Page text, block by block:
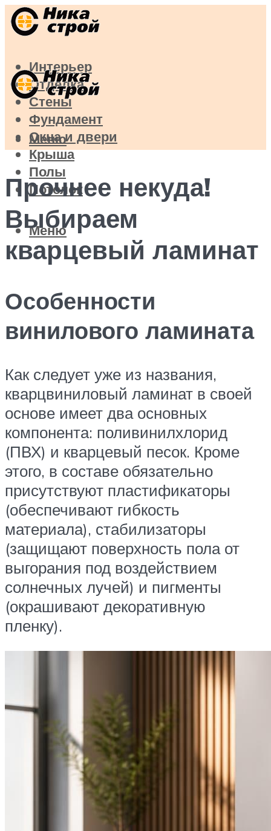
Интерьер
Отделка
Стены
Фундамент
Окна и двери
Крыша
Полы
Потолок
Меню
Меню
Прочнее некуда!
Выбираем
кварцевый ламинат
Особенности
винилового ламината
Как следует уже из названия,
кварцвиниловый ламинат в своей
основе имеет два основных
компонента: поливинилхлорид
(ПВХ) и кварцевый песок. Кроме
этого, в составе обязательно
присутствуют пластификаторы
(обеспечивают гибкость
материала), стабилизаторы
(защищают поверхность пола от
выгорания под воздействием
солнечных лучей) и пигменты
(окрашивают декоративную
пленку).